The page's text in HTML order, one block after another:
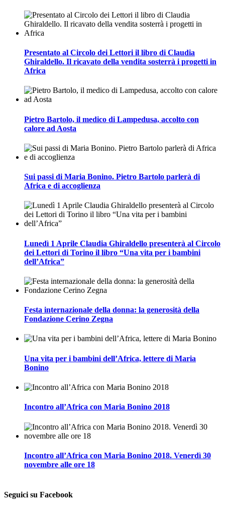
Presentato al Circolo dei Lettori il libro di Claudia
Ghiraldello. Il ricavato della vendita sosterrà i progetti in
Africa
Pietro Bartolo, il medico di Lampedusa, accolto con
calore ad Aosta
Sui passi di Maria Bonino. Pietro Bartolo parlerà di
Africa e di accoglienza
Lunedì 1 Aprile Claudia Ghiraldello presenterà al Circolo
dei Lettori di Torino il libro “Una vita per i bambini
dell’Africa”
Festa internazionale della donna: la generosità della
Fondazione Cerino Zegna
Una vita per i bambini dell’Africa, lettere di Maria
Bonino
Incontro all’Africa con Maria Bonino 2018
Incontro all’Africa con Maria Bonino 2018. Venerdì 30
novembre alle ore 18
Seguici su Facebook